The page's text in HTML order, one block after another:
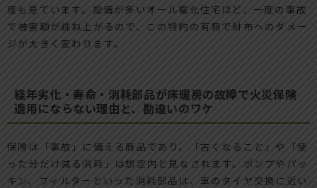
度も見ています。設備が多いオール電化住宅ほど、一度の事故
で被害額が跳ね上がるので、この特約の有無で財布へのダメー
ジが大きく変わります。
経年劣化・寿命・消耗部品が床暖房の故障で火災保険
適用にならない理由と、勘違いのワケ
保険は「事故」に備える商品であり、「古くなること」や「使
った分だけ減る消耗」は想定内と見なされます。ポンプやパッ
キン、フィルターといった消耗部品は、車のタイヤ交換に近い